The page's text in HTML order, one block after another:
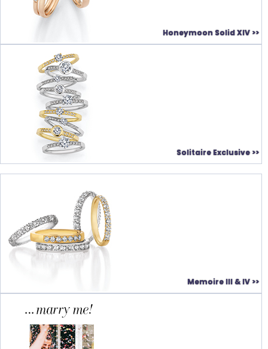
Honeymoon Solid XIV >>
Solitaire Exclusive >>
Memoire III & IV >>